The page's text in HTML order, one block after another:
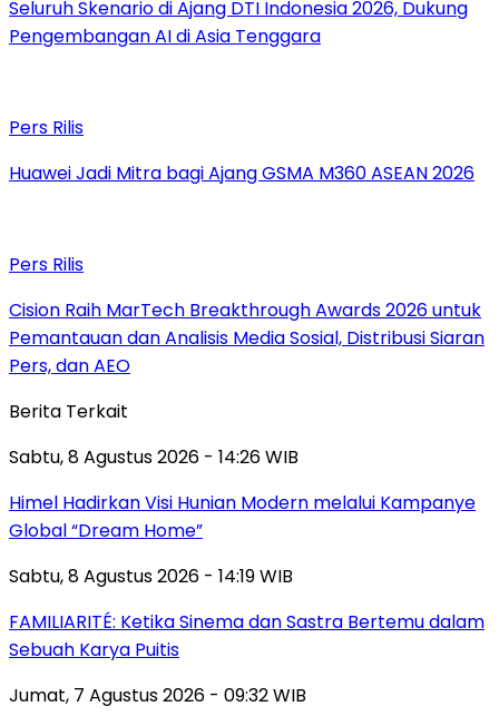
Seluruh Skenario di Ajang DTI Indonesia 2026, Dukung
Pengembangan AI di Asia Tenggara
Pers Rilis
Huawei Jadi Mitra bagi Ajang GSMA M360 ASEAN 2026
Pers Rilis
Cision Raih MarTech Breakthrough Awards 2026 untuk
Pemantauan dan Analisis Media Sosial, Distribusi Siaran
Pers, dan AEO
Berita Terkait
Sabtu, 8 Agustus 2026 - 14:26 WIB
Himel Hadirkan Visi Hunian Modern melalui Kampanye
Global “Dream Home”
Sabtu, 8 Agustus 2026 - 14:19 WIB
FAMILIARITÉ: Ketika Sinema dan Sastra Bertemu dalam
Sebuah Karya Puitis
Jumat, 7 Agustus 2026 - 09:32 WIB